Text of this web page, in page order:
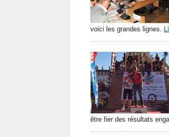
voici les grandes lignes.
être fier des résultats